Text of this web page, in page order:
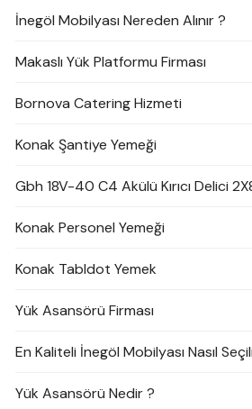
İnegöl Mobilyası Nereden Alınır ?
Makaslı Yük Platformu Firması
Bornova Catering Hizmeti
Konak Şantiye Yemeği
Gbh 18V-40 C4 Akülü Kırıcı Delici
Konak Personel Yemeği
Konak Tabldot Yemek
Yük Asansörü Firması
En Kaliteli İnegöl Mobilyası Nasıl
Yük Asansörü Nedir ?